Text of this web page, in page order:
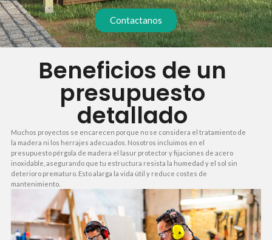
exactamente en qué se invierte tu dinero. Así evitas sorpresas y puedes
comparar con total tranquilidad.Contactanos
Beneficios de un
presupuesto
detallado
Muchos proyectos se encarecen porque no se considera el tratamiento de
la madera ni los herrajes adecuados. Nosotros incluimos en el
presupuesto pérgola de madera el lasur protector y fijaciones de acero
inoxidable, asegurando que tu estructura resista la humedad y el sol sin
deterioro prematuro. Esto alarga la vida útil y reduce costes de
mantenimiento.